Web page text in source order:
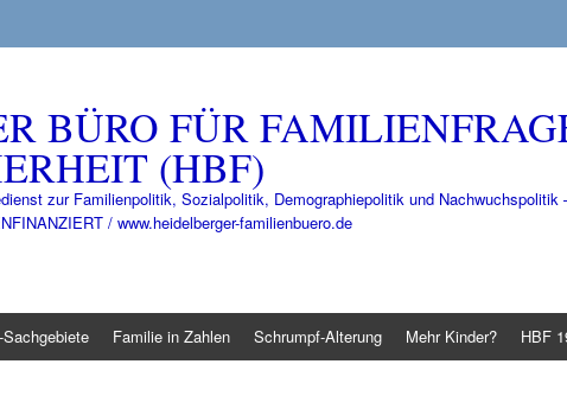
BÜRO FÜR
(HBF)
zur Familienpolitik, Sozialpolitik, Demographiepolitik und Nachwuchspolitik
/ www.heidelberger-familienbuero.de
Sachgebiete Familie in Zahlen Schrumpf-Alterung Mehr Kinder? HBF